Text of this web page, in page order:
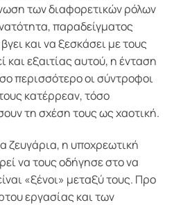
των διαφορετικών ρόλων
παραδείγματος
και να ξεσκάσει με τους
και εξαιτίας αυτού, η ένταση
περισσότερο οι σύντροφοι
κατέρρεαν, τόσο
τη σχέση τους ως χαοτική.
ζευγάρια, η υποχρεωτική
να τους οδήγησε στο να
«ξένοι» μεταξύ τους. Προ
εργασίας και των